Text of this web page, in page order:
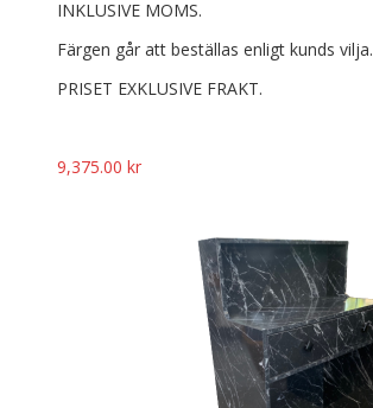
INKLUSIVE MOMS.
Färgen går att beställas enligt kunds vilja.
PRISET EXKLUSIVE FRAKT.
9,375.00 kr